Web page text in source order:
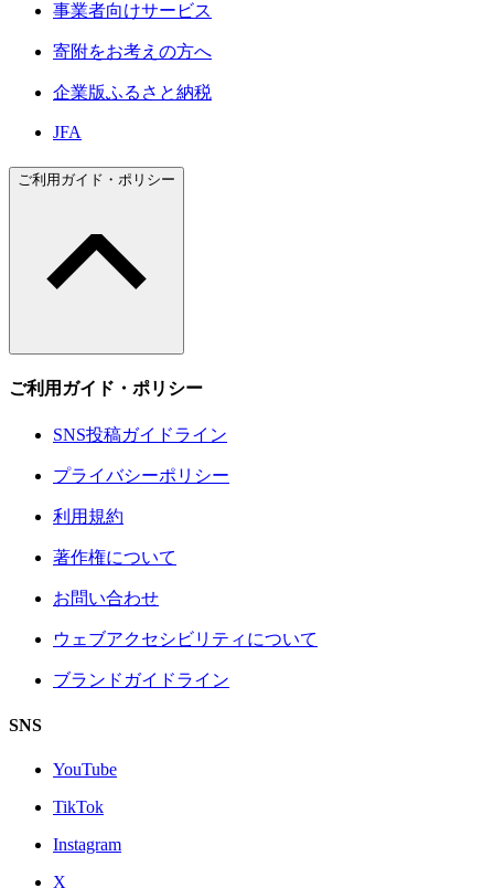
事業者向けサービス
寄附をお考えの方へ
企業版ふるさと納税
JFA
ご利用ガイド・ポリシー
ご利用ガイド・ポリシー
SNS投稿ガイドライン
プライバシーポリシー
利用規約
著作権について
お問い合わせ
ウェブアクセシビリティについて
ブランドガイドライン
SNS
YouTube
TikTok
Instagram
X